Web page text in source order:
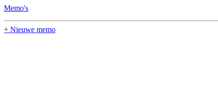
Memo's
+ Nieuwe memo